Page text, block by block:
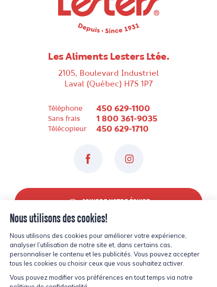
Les Aliments Lesters Ltée.
2105, Boulevard Industriel
Laval (Québec) H7S 1P7
Téléphone 450 629-1100
Sans frais 1 800 361-9035
Télécopieur 450 629-1710
Facebook Instagram
© Copyright Lesters 2026 Site par Kryzalid